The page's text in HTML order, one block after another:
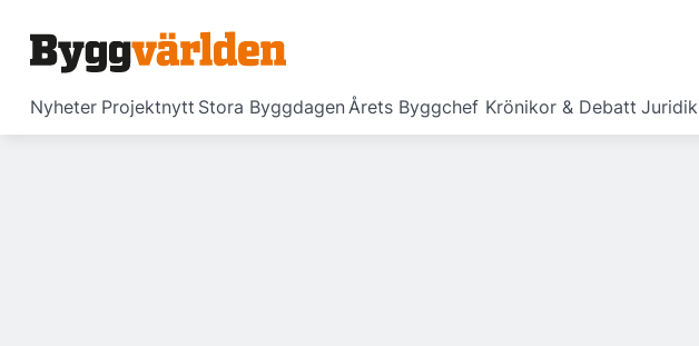
Nyheter Projektnytt Stora ByggdagenÅrets Byggchef Krönikor & Debatt Juridik